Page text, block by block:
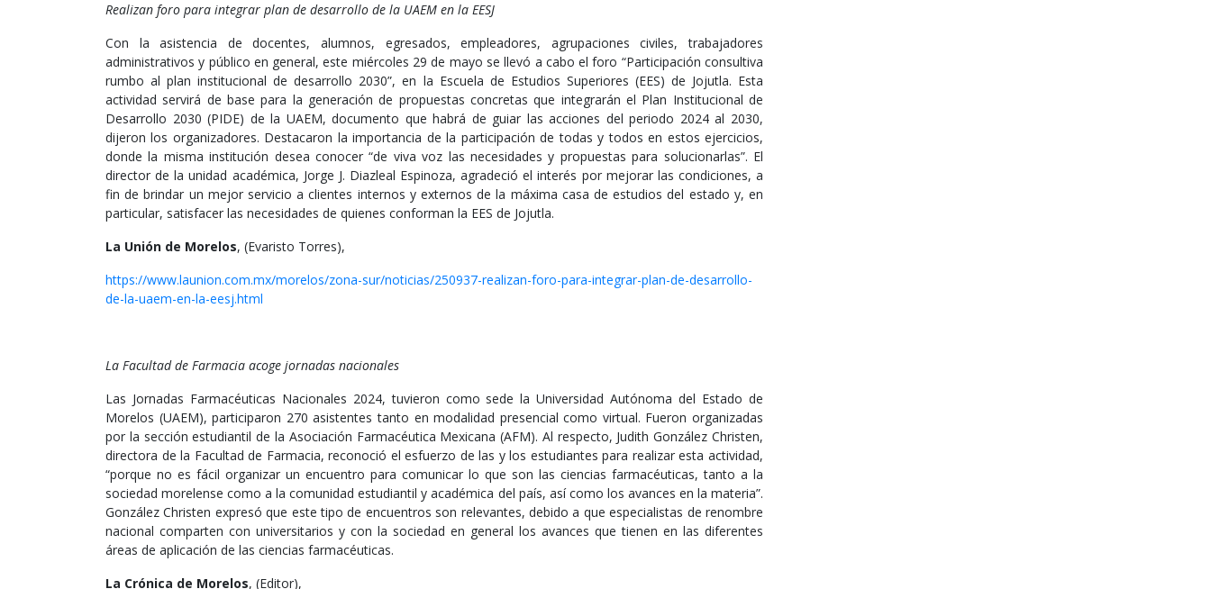
Realizan foro para integrar plan de desarrollo de la UAEM en la EESJ
Con la asistencia de docentes, alumnos, egresados, empleadores, agrupaciones civiles, trabajadores
administrativos y público en general, este miércoles 29 de mayo se llevó a cabo el foro “Participación consultiva
rumbo al plan institucional de desarrollo 2030”, en la Escuela de Estudios Superiores (EES) de Jojutla. Esta
actividad servirá de base para la generación de propuestas concretas que integrarán el Plan Institucional de
Desarrollo 2030 (PIDE) de la UAEM, documento que habrá de guiar las acciones del periodo 2024 al 2030,
dijeron los organizadores. Destacaron la importancia de la participación de todas y todos en estos ejercicios,
donde la misma institución desea conocer “de viva voz las necesidades y propuestas para solucionarlas”. El
director de la unidad académica, Jorge J. Diazleal Espinoza, agradeció el interés por mejorar las condiciones, a
fin de brindar un mejor servicio a clientes internos y externos de la máxima casa de estudios del estado y, en
particular, satisfacer las necesidades de quienes conforman la EES de Jojutla.
La Unión de Morelos, (Evaristo Torres),
https://www.launion.com.mx/morelos/zona-sur/noticias/250937-realizan-foro-para-integrar-plan-de-desarrollo-
de-la-uaem-en-la-eesj.html
La Facultad de Farmacia acoge jornadas nacionales
Las Jornadas Farmacéuticas Nacionales 2024, tuvieron como sede la Universidad Autónoma del Estado de
Morelos (UAEM), participaron 270 asistentes tanto en modalidad presencial como virtual. Fueron organizadas
por la sección estudiantil de la Asociación Farmacéutica Mexicana (AFM). Al respecto, Judith González Christen,
directora de la Facultad de Farmacia, reconoció el esfuerzo de las y los estudiantes para realizar esta actividad,
“porque no es fácil organizar un encuentro para comunicar lo que son las ciencias farmacéuticas, tanto a la
sociedad morelense como a la comunidad estudiantil y académica del país, así como los avances en la materia”.
González Christen expresó que este tipo de encuentros son relevantes, debido a que especialistas de renombre
nacional comparten con universitarios y con la sociedad en general los avances que tienen en las diferentes
áreas de aplicación de las ciencias farmacéuticas.
La Crónica de Morelos, (Editor),